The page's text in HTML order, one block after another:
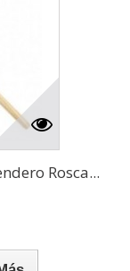
Rosca...